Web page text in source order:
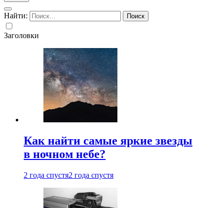
Найти:
Заголовки
Как найти самые яркие звезды
в ночном небе?
2 года спустя2 года спустя